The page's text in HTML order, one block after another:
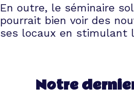
En outre, le séminaire
pourrait bien voir des
ses locaux en stimulant
Notre